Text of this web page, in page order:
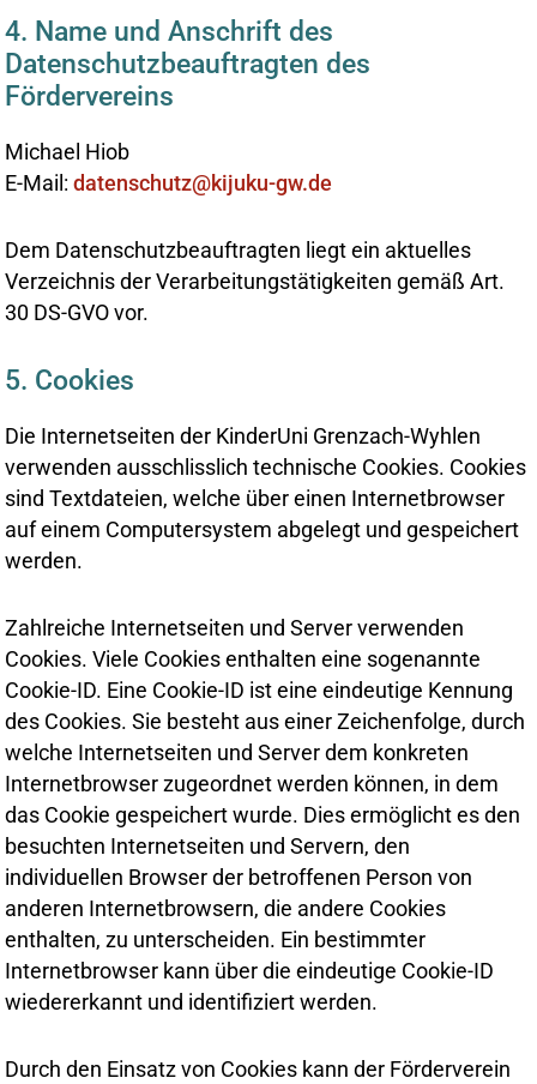
4. Name und Anschrift des
Datenschutzbeauftragten des
Fördervereins
Michael Hiob
E-Mail:datenschutz@kijuku-gw.de
Dem Datenschutzbeauftragten liegt ein aktuelles
Verzeichnis der Verarbeitungstätigkeiten gemäß Art.
30 DS-GVO vor.
5. Cookies
Die Internetseiten der KinderUni Grenzach-Wyhlen
verwenden ausschlisslich technische Cookies. Cookies
sind Textdateien, welche über einen Internetbrowser
auf einem Computersystem abgelegt und gespeichert
werden.
Zahlreiche Internetseiten und Server verwenden
Cookies. Viele Cookies enthalten eine sogenannte
Cookie-ID. Eine Cookie-ID ist eine eindeutige Kennung
des Cookies. Sie besteht aus einer Zeichenfolge, durch
welche Internetseiten und Server dem konkreten
Internetbrowser zugeordnet werden können, in dem
das Cookie gespeichert wurde. Dies ermöglicht es den
besuchten Internetseiten und Servern, den
individuellen Browser der betroffenen Person von
anderen Internetbrowsern, die andere Cookies
enthalten, zu unterscheiden. Ein bestimmter
Internetbrowser kann über die eindeutige Cookie-ID
wiedererkannt und identifiziert werden.
Durch den Einsatz von Cookies kann der Förderverein